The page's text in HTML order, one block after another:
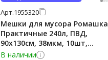
Арт.1955320
Мешки для мусора Ромашка
Практичные 240л, ПВД,
90х130см, 38мкм, 10шт,
черного цвета, в рулоне
В наличии